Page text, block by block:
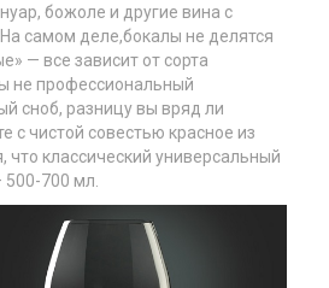
божоле и другие вина с
самом деле,бокалы не делятся
— все зависит от сорта
не профессиональный
сноб, разницу вы вряд ли
с чистой совестью красное из
что классический универсальный
500-700 мл.